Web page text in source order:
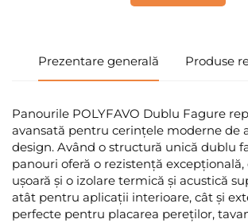
Prezentare generală Produse
Panourile POLYFAVO Dublu Fagure
avansată pentru cerințele moderne de
design. Având o structură unică dublu
panouri oferă o rezistență
ușoară și o izolare termică și acustică
atât pentru aplicații interioare, cât și
perfecte pentru placarea pereților,